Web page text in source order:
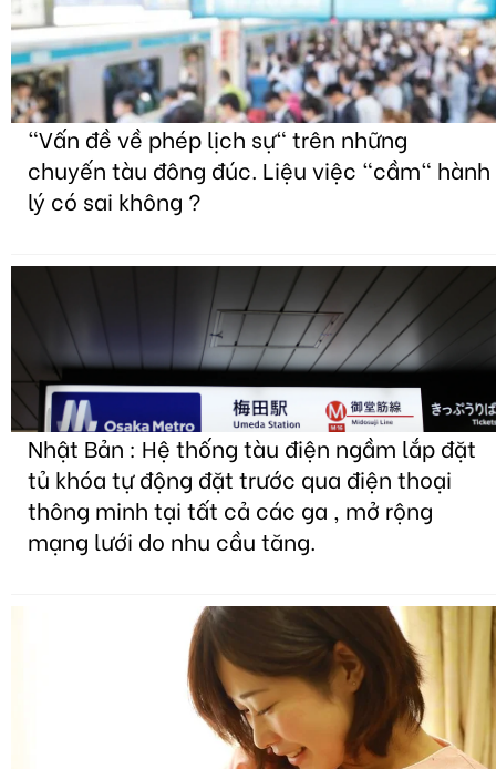
"Vấn đề về phép lịch sự" trên những
chuyến tàu đông đúc. Liệu việc "cầm" hành
lý có sai không ?
Nhật Bản : Hệ thống tàu điện ngầm lắp đặt
tủ khóa tự động đặt trước qua điện thoại
thông minh tại tất cả các ga , mở rộng
mạng lưới do nhu cầu tăng.